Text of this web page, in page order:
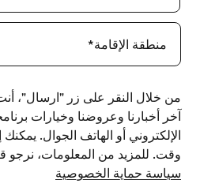
منطقة الإقامة*
من خلال النقر على زر
آخر أخبارنا وعروضنا وخيارات
الإلكتروني أو الهاتف الجوال.
وقت. للمزيد من المعلومات، نرجو
سياسة حماية الخصوصية